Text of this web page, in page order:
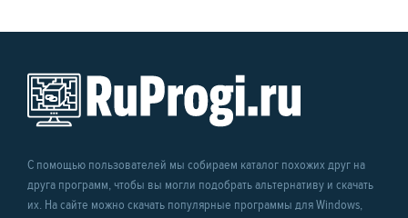
С помощью пользователей мы собираем каталог похожих друг на
друга программ, чтобы вы могли подобрать альтернативу и скачать
их. На сайте можно скачать популярные программы для Windows,